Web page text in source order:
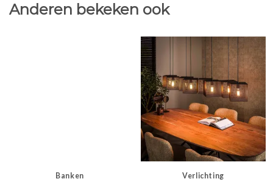
Anderen bekeken ook
Banken Verlichting